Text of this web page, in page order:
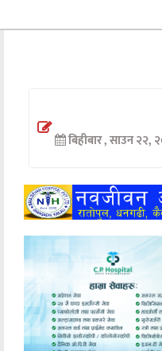
अन्तर्वार्ता
खेलकुद
मनोरञ्जन
अन्य
बिहीबार , साउन २२,